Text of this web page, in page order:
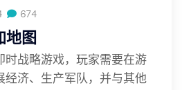
674
地图
时战略游戏，玩家需要在游
经济、生产军队，并与其他